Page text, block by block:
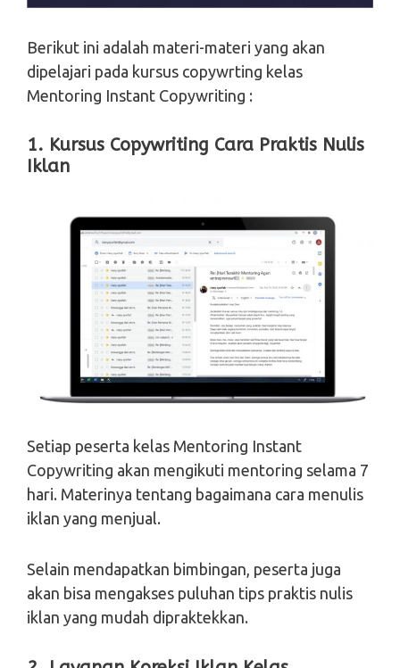
Berikut ini adalah materi-materi yang akan
dipelajari pada kursus copywrting kelas
Mentoring Instant Copywriting :
1. Kursus Copywriting Cara Praktis Nulis
Iklan
Setiap peserta kelas Mentoring Instant
Copywriting akan mengikuti mentoring selama 7
hari. Materinya tentang bagaimana cara menulis
iklan yang menjual.
Selain mendapatkan bimbingan, peserta juga
akan bisa mengakses puluhan tips praktis nulis
iklan yang mudah dipraktekkan.